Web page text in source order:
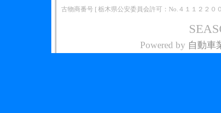
古物商番号 [ 栃木県公安委員会許可：No.４１１２２０
Powered by 自動車